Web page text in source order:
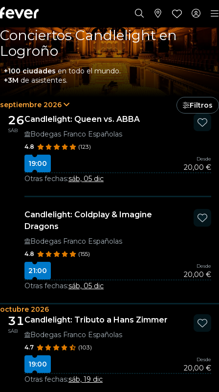
Conciertos Candlelight en
Logroño
+100 ciudadesen todo el mundo.
+3M de asistentes.
septiembre 2026 Filtros
26
SÁB
Candlelight: Queen vs. ABBA
Bodegas Franco Españolas
4.8 (123)
19:00
Desde
20,00 €
Otras fechas:sáb, 05 dic
Candlelight: Coldplay & Imagine
Dragons
Bodegas Franco Españolas
4.8 (155)
21:00
Desde
20,00 €
Otras fechas:sáb, 05 dic
octubre 2026
31
SÁB
Candlelight: Tributo a Hans Zimmer
Bodegas Franco Españolas
4.7 (103)
19:00
Desde
20,00 €
Otras fechas:sáb, 19 dic